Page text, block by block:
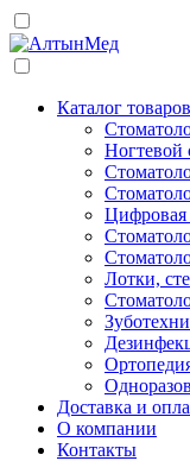
Каталог товаров
Ногтевой
Цифровая
Лотки,
Доставка и
О компании
Контакты